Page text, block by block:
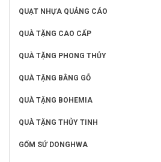
QUẠT NHỰA QUẢNG CÁO
QUÀ TẶNG CAO CẤP
QUÀ TẶNG PHONG THỦY
QUÀ TẶNG BẰNG GỖ
QUÀ TẶNG BOHEMIA
QUÀ TẶNG THỦY TINH
GỐM SỨ DONGHWA